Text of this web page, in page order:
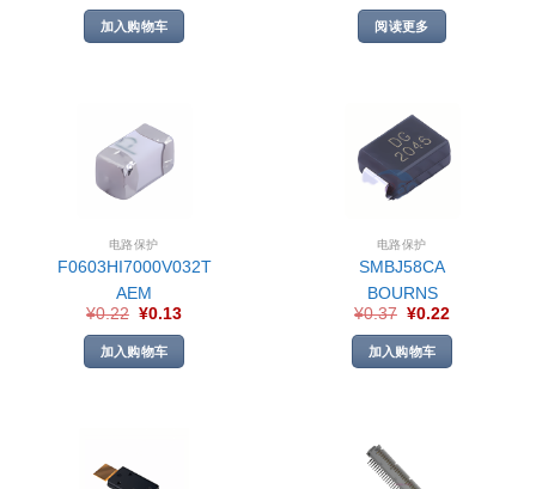
加入购物车 阅读更多
电路保护
F0603HI7000V032T
AEM
¥0.22 ¥0.13
加入购物车
电路保护
SMBJ58CA
BOURNS
¥0.37 ¥0.22
加入购物车